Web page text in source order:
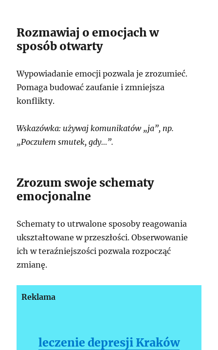
Rozmawiaj o emocjach w
sposób otwarty
Wypowiadanie emocji pozwala je zrozumieć.
Pomaga budować zaufanie i zmniejsza
konflikty.
Wskazówka: używaj komunikatów „ja”, np.
„Poczułem smutek, gdy…”.
Zrozum swoje schematy
emocjonalne
Schematy to utrwalone sposoby reagowania
ukształtowane w przeszłości. Obserwowanie
ich w teraźniejszości pozwala rozpocząć
zmianę.
Reklama
leczenie depresji Kraków